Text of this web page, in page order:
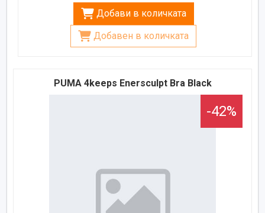
Добави в количката
Добавен в количката
PUMA 4keeps Enersculpt Bra Black
-42%